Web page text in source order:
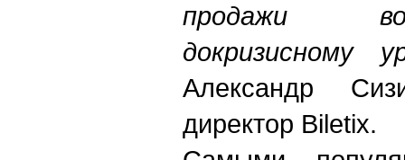
продажи
докризисному
Александр
директор Biletix.